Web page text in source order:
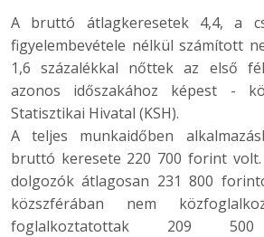
A bruttó átlagkeresetek 4,4, a
figyelembevétele nélkül számított
1,6 százalékkal nőttek az első
azonos időszakához képest -
Statisztikai Hivatal (KSH).
A teljes munkaidőben
bruttó keresete 220 700 forint volt.
dolgozók átlagosan 231 800
közszférában nem
foglalkoztatottak 209